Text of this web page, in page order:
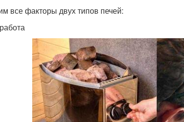
все факторы двух типов печей: